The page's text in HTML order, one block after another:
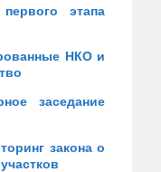
этапа
НКО и
заседание
закона о